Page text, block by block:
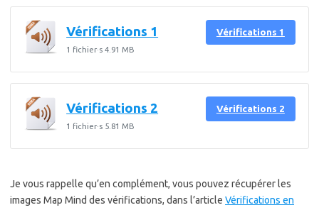
Vérifications 1
1 fichier·s4.91 MB
Vérifications 1
Vérifications 2
1 fichier·s 5.81 MB
Vérifications 2
Je vous rappelle qu’en complément, vous pouvez récupérer les
images Map Mind des vérifications, dans l’article Vérifications en